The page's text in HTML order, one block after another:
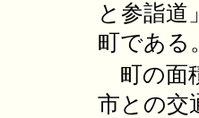
と参詣道
町である。
町の面
市との交